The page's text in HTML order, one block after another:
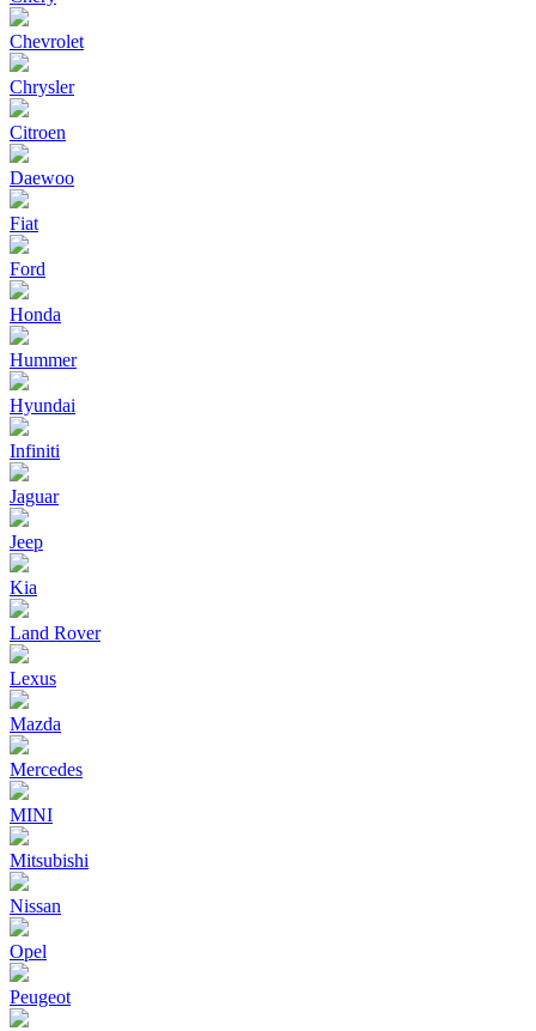
Chevrolet
Chrysler
Citroen
Daewoo
Fiat
Ford
Honda
Hummer
Hyundai
Infiniti
Jaguar
Jeep
Kia
Land Rover
Lexus
Mazda
Mercedes
MINI
Mitsubishi
Nissan
Opel
Peugeot